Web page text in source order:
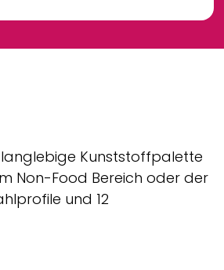
langlebige Kunststoffpalette
Non-Food Bereich oder der
und 12